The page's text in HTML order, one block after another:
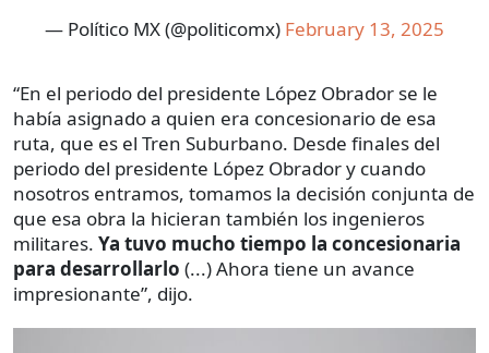
— Político MX (@politicomx) February 13, 2025
“En el periodo del presidente López Obrador se le
había asignado a quien era concesionario de esa
ruta, que es el Tren Suburbano. Desde finales del
periodo del presidente López Obrador y cuando
nosotros entramos, tomamos la decisión conjunta de
que esa obra la hicieran también los ingenieros
militares. Ya tuvo mucho tiempo la concesionaria
para desarrollarlo (...) Ahora tiene un avance
impresionante”, dijo.